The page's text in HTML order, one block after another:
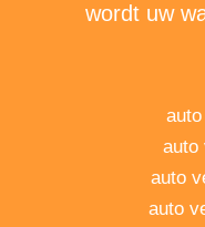
wordt uw
auto
auto
auto